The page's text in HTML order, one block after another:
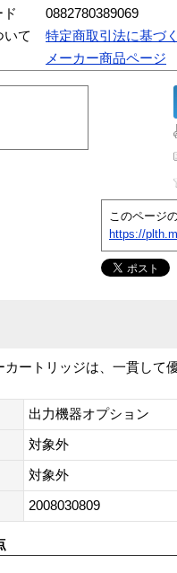
0882780389069
いて
特定商取引法に基づ
メーカー商品ページ
このページの
https://
ートリッジは、一貫して
出力機器オプション
対象外
対象外
2008030809